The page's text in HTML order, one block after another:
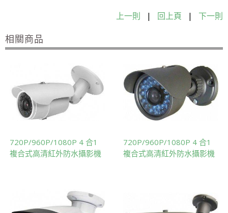
上一則 | 回上頁 | 下一則
相關商品
720P/960P/1080P 4 合1
複合式高清紅外防水攝影機
720P/960P/1080P 4 合1
複合式高清紅外防水攝影機